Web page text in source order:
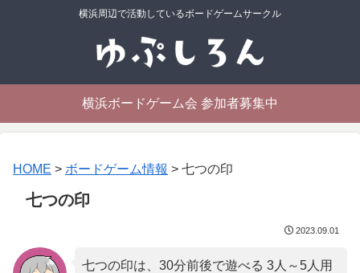
横浜周辺で活動しているボードゲームサークル
横浜ボードゲーム会 参加者募集中
HOME > ボードゲーム情報 > 七つの印
七つの印
2023.09.01
七つの印は、30分前後で遊べる 3人～5人用